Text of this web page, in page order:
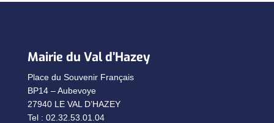
Mairie du Val d’Hazey
Place du Souvenir Français
BP14 – Aubevoye
27940 LE VAL D’HAZEY
Tel : 02.32.53.01.04